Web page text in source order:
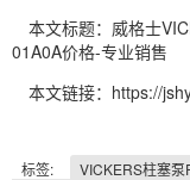
本文标题：威格士
01A0A价格-专业销售
本文链接：https://
标签: VICKERS柱塞